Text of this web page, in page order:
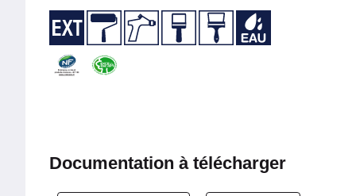
Documentation à télécharger